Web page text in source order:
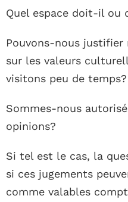
Quel espace doit-il ou
Pouvons-nous justifier
sur les valeurs
visitons peu de temps?
Sommes-nous
opinions?
Si tel est le cas, la
si ces jugements
comme valables